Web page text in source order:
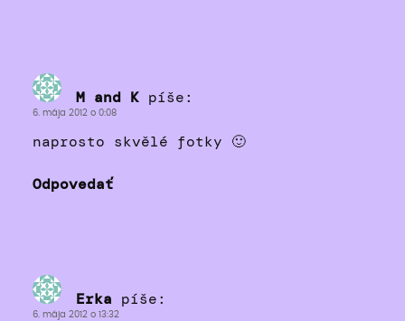
M and K píše:
6. mája 2012 o 0:08
naprosto skvělé fotky 🙂
Odpovedať
Erka píše:
6. mája 2012 o 13:32